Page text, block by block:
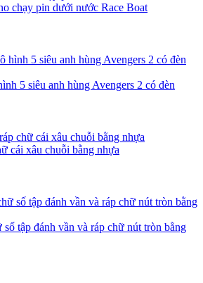
chạy pin dưới nước Race Boat
5 siêu anh hùng Avengers 2 có đèn
cái xâu chuỗi bằng nhựa
tập đánh vần và ráp chữ nút tròn bằng